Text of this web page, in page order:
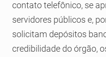
contato telefônico, se
servidores públicos e,
solicitam depósitos
credibilidade do órgão,